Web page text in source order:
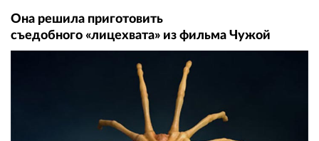
Она решила приготовить
съедобного «лицехвата» из фильма Чужой